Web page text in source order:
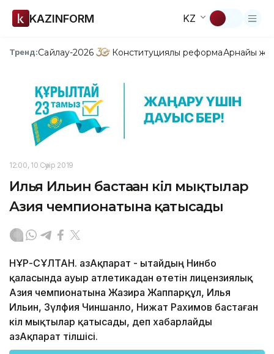
KAZINFORM KZ
Тренд:Сайлау-2026 Конституциялық реформаАрнайы
12:00, 10 Сәуір 2019
Илья Ильин бастаған кіл мықтылар
Азия чемпионатына қатысады
НҰР-СҰЛТАН. ҚазАқпарат - Қытайдың Нинбо
қаласында ауыр атлетикадан өтетін лицензиялық
Азия чемпионатына Жазира Жаппарқұл, Илья
Ильин, Зүлфия Чиншанло, Нижат Рахимов бастаған
кіл мықтылар қатысады, деп хабарлайды
ҚазАқпарат тілшісі.